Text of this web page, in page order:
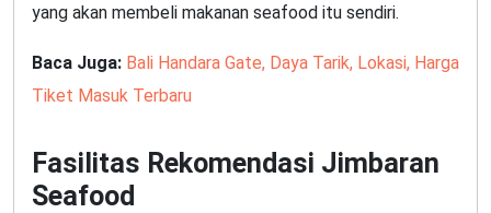
yang akan membeli makanan seafood itu sendiri.
Baca Juga: Bali Handara Gate, Daya Tarik, Lokasi, Harga
Tiket Masuk Terbaru
Fasilitas Rekomendasi Jimbaran
Seafood